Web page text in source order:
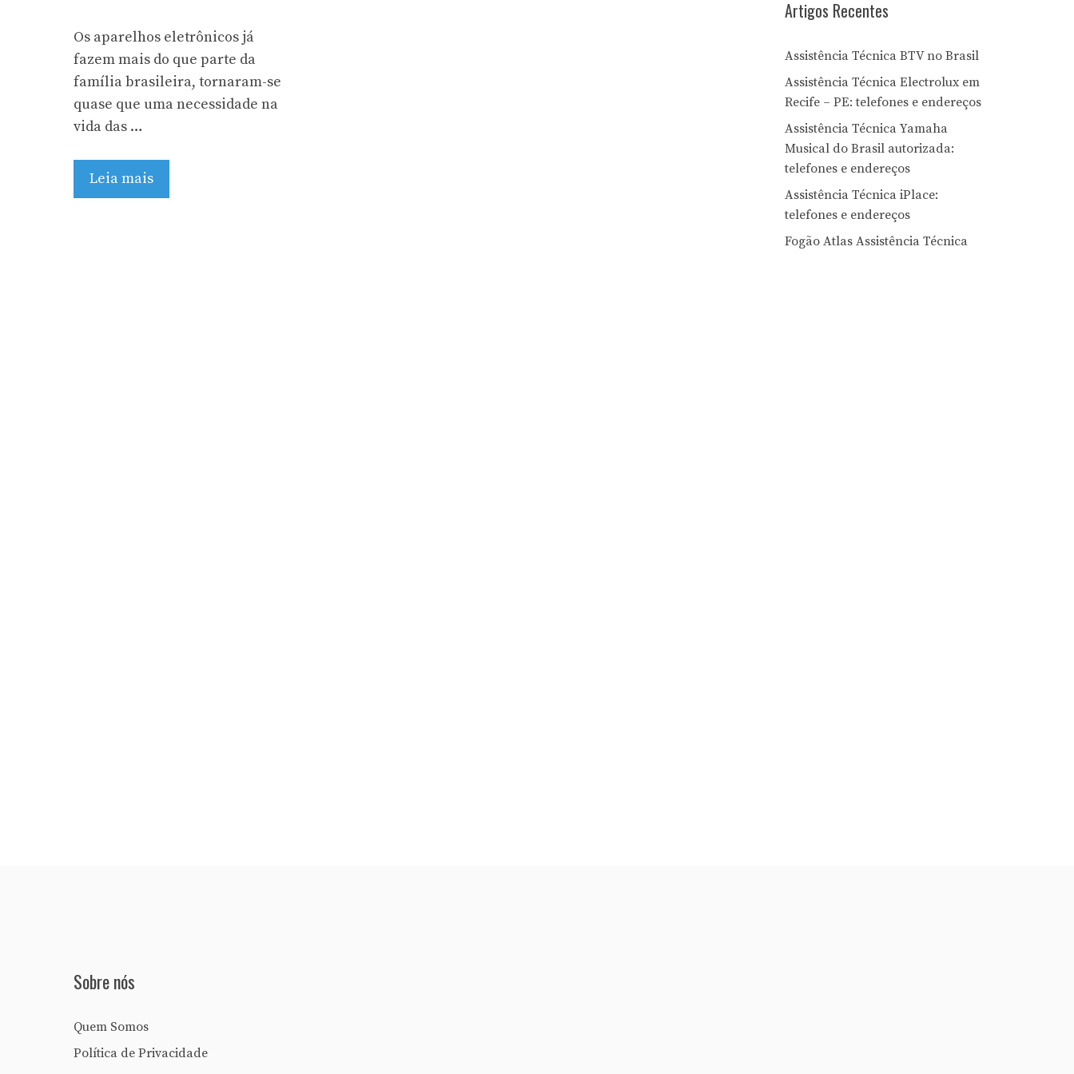
Os aparelhos eletrônicos já
fazem mais do que parte da
família brasileira, tornaram-se
quase que uma necessidade na
vida das …
Leia mais
Artigos Recentes
Assistência Técnica BTV no Brasil
Assistência Técnica Electrolux em
Recife – PE: telefones e endereços
Assistência Técnica Yamaha
Musical do Brasil autorizada:
telefones e endereços
Assistência Técnica iPlace:
telefones e endereços
Fogão Atlas Assistência Técnica
Sobre nós
Quem Somos
Política de Privacidade